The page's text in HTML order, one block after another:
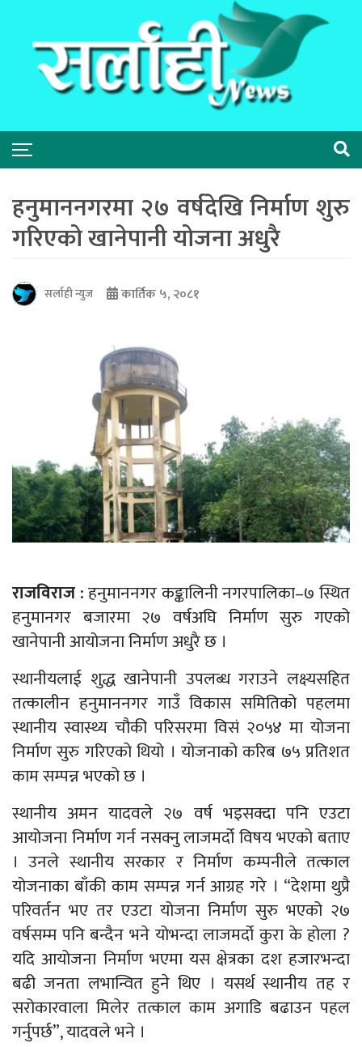
हनुमाननगरमा २७ वर्षदेखि निर्माण शुरु
गरिएको खानेपानी योजना अधुरै
सर्लाही न्युज कार्तिक ५, २०८१
राजविराज :हनुमाननगर कङ्कालिनी नगरपालिका–७ स्थित
हनुमानगर बजारमा २७ वर्षअघि निर्माण सुरु गएको
खानेपानी आयोजना निर्माण अधुरै छ ।
स्थानीयलाई शुद्ध खानेपानी उपलब्ध गराउने लक्ष्यसहित
तत्कालीन हनुमाननगर गाउँ विकास समितिको पहलमा
स्थानीय स्वास्थ्य चौकी परिसरमा विसं २०५४ मा योजना
निर्माण सुरु गरिएको थियो । योजनाको करिब ७५ प्रतिशत
काम सम्पन्न भएको छ ।
स्थानीय अमन यादवले २७ वर्ष भइसक्दा पनि एउटा
आयोजना निर्माण गर्न नसक्नु लाजमर्दो विषय भएको बताए
। उनले स्थानीय सरकार र निर्माण कम्पनीले तत्काल
योजनाका बाँकी काम सम्पन्न गर्न आग्रह गरे । “देशमा थुप्रै
परिवर्तन भए तर एउटा योजना निर्माण सुरु भएको २७
वर्षसम्म पनि बन्दैन भने योभन्दा लाजमर्दो कुरा के होला ?
यदि आयोजना निर्माण भएमा यस क्षेत्रका दश हजारभन्दा
बढी जनता लभान्वित हुने थिए । यसर्थ स्थानीय तह र
सरोकारवाला मिलेर तत्काल काम अगाडि बढाउन पहल
गर्नुपर्छ”, यादवले भने ।